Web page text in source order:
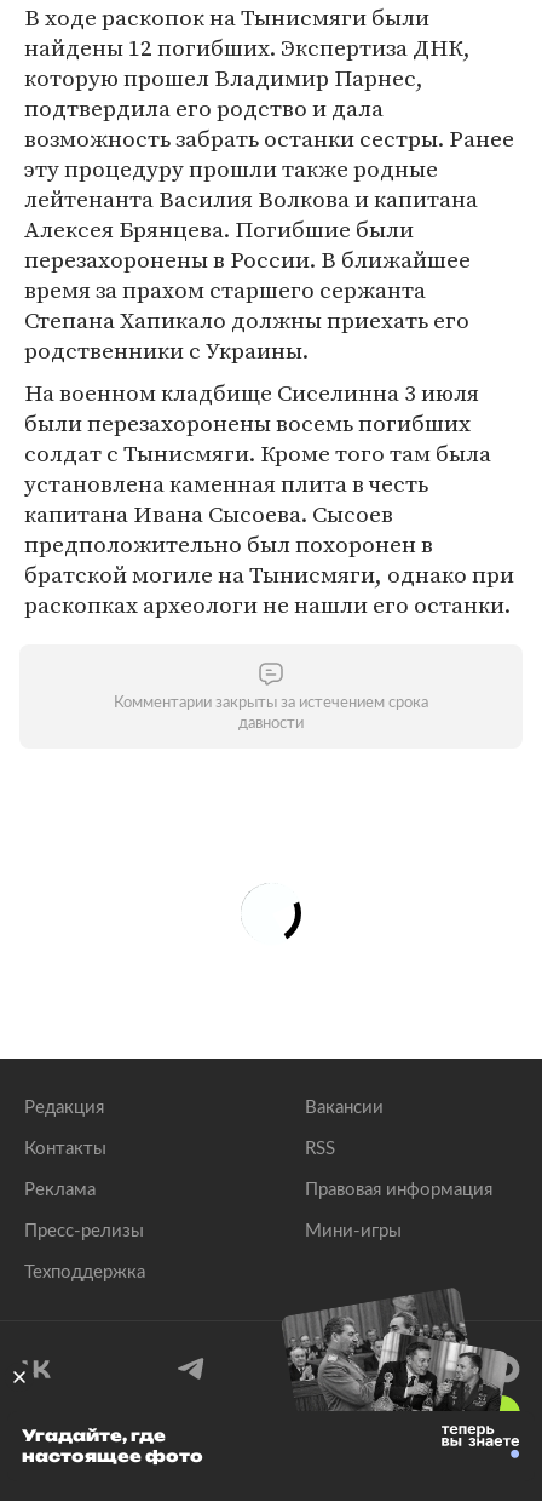
В ходе раскопок на Тынисмяги были
найдены 12 погибших. Экспертиза ДНК,
которую прошел Владимир Парнес,
подтвердила его родство и дала
возможность забрать останки сестры. Ранее
эту процедуру прошли также родные
лейтенанта Василия Волкова и капитана
Алексея Брянцева. Погибшие были
перезахоронены в России. В ближайшее
время за прахом старшего сержанта
Степана Хапикало должны приехать его
родственники с Украины.
На военном кладбище Сиселинна 3 июля
были перезахоронены восемь погибших
солдат с Тынисмяги. Кроме того там была
установлена каменная плита в честь
капитана Ивана Сысоева. Сысоев
предположительно был похоронен в
братской могиле на Тынисмяги, однако при
раскопках археологи не нашли его останки.
Комментарии закрыты за истечением срока
давности
Редакция
Контакты
Реклама
Пресс-релизы
Техподдержка
Вакансии
RSS
Правовая информация
Мини-игры
© 1999–2026 Все права защищены.
Угадайте, где
настоящее фото